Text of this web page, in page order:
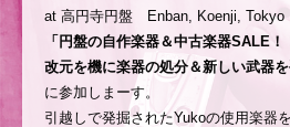
at 高円寺円盤 Enban, Koenji, Tokyo
「円盤の自作楽器＆中古楽器SALE！
改元を機に楽器の処分＆新しい武器
に参加しまーす。
引越しで発掘されたYukoの使用楽器